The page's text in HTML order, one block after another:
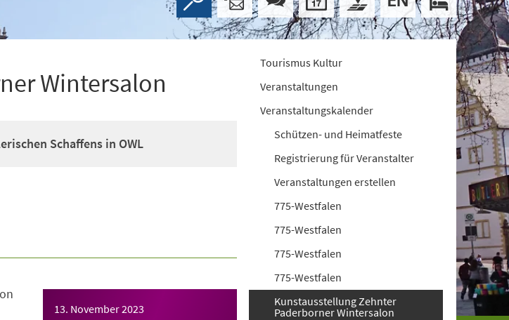
Wintersalon
Schaffens in OWL
13. November 2023
Tourismus Kultur
Veranstaltungen
Veranstaltungskalender
Schützen- und Heimatfeste
Registrierung für Veranstalter
Veranstaltungen erstellen
775-Westfalen
775-Westfalen
775-Westfalen
775-Westfalen
Kunstausstellung Zehnter
Paderborner Wintersalon